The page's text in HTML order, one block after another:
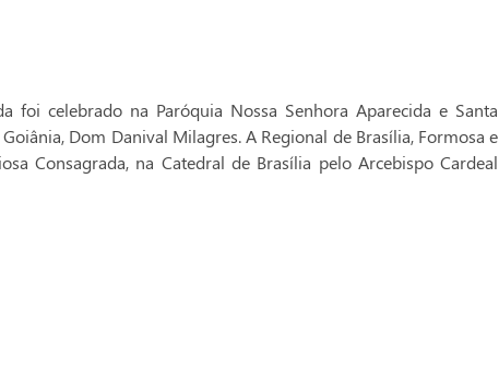
foi celebrado na Paróquia Nossa Senhora Aparecida e Santa
Dom Danival Milagres. A Regional de Brasília, Formosa e
Consagrada, na Catedral de Brasília pelo Arcebispo Cardeal